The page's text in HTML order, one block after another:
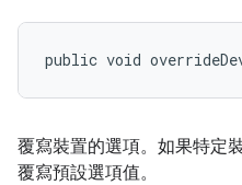
public void
覆寫裝置的選項。如果特定
覆寫預設選項值。